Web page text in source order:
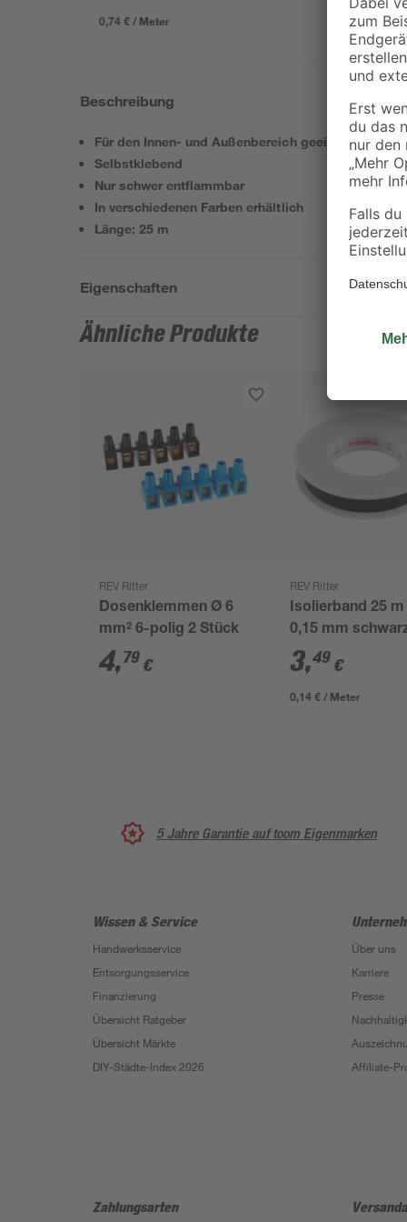
0,74 € / Meter
Beschreibung
Für den Innen- und Außenbereich geeignet
Selbstklebend
Nur schwer entflammbar
In verschiedenen Farben erhältlich
Länge: 25 m
Eigenschaften
Ähnliche Produkte
REV Ritter
Dosenklemmen Ø 6
mm² 6-polig 2 Stück
4,79 €
REV Ritter
Isolierband 25 m
0,15 mm
3,49 €
0,14 € / Meter
5 Jahre Garantie auf toom Eigenmarken
Wissen & Service
Handwerksservice
Entsorgungsservice
Finanzierung
Übersicht Ratgeber
Übersicht Märkte
DIY-Städte-Index 2026
Über uns
Karriere
Presse
Affiliate-
Zahlungsarten